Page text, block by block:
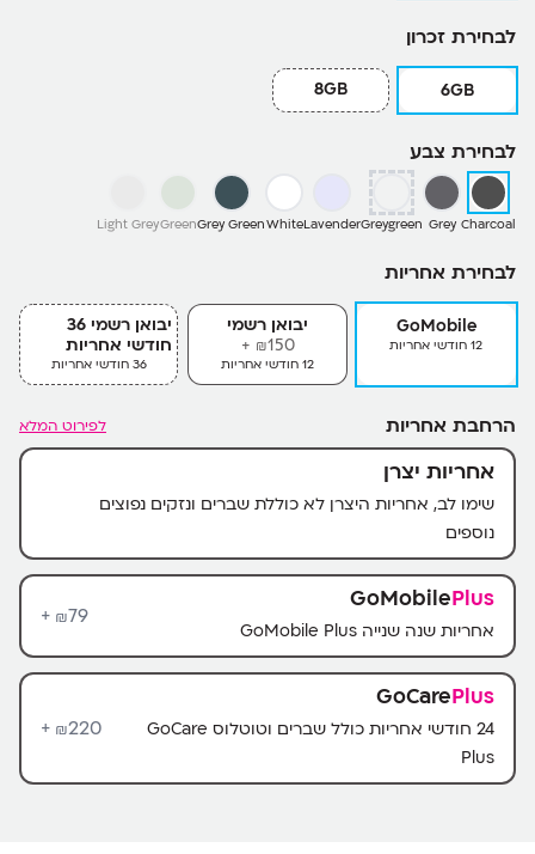
לבחירת זכרון
6GB
8GB
לבחירת צבע
Charcoal
Grey
Greygreen
Lavender
White
Grey Green
Green
Light Grey
לבחירת אחריות
GoMobile
12 חודשי אחריות
יבואן רשמי
₪150+
12 חודשי אחריות
יבואן רשמי 36
חודשי אחריות
36 חודשי אחריות
הרחבת אחריות לפירוט המלא
אחריות יצרן
שימו לב, אחריות היצרן לא כוללת שברים ונזקים נפוצים
נוספים
GoMobilePlus
אחריות שנה שנייה GoMobile Plus
₪79+
GoCarePlus
24 חודשי אחריות כולל שברים וטוטלוס GoCare
Plus
₪220+